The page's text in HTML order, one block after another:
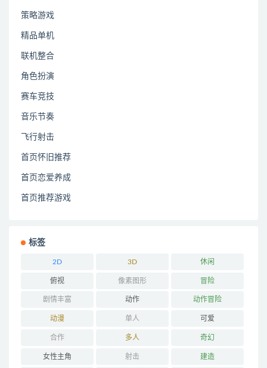
策略游戏
精品单机
联机整合
角色扮演
赛车竞技
音乐节奏
飞行射击
首页怀旧推荐
首页恋爱养成
首页推荐游戏
标签
2D 3D 休闲
俯视 像素图形 冒险
剧情丰富 动作 动作冒险
动漫 单人 可爱
合作 多人 奇幻
女性主角 射击 建造